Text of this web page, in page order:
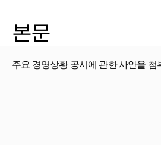
본문
주요 경영상황 공시에 관한 사안을 첨